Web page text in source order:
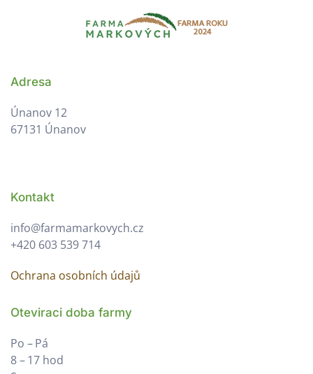
Adresa
Únanov 12
67131 Únanov
Kontakt
info@farmamarkovych.cz
+420 603 539 714
Ochrana osobních údajů
Oteviraci doba farmy
Po – Pá
8 – 17 hod